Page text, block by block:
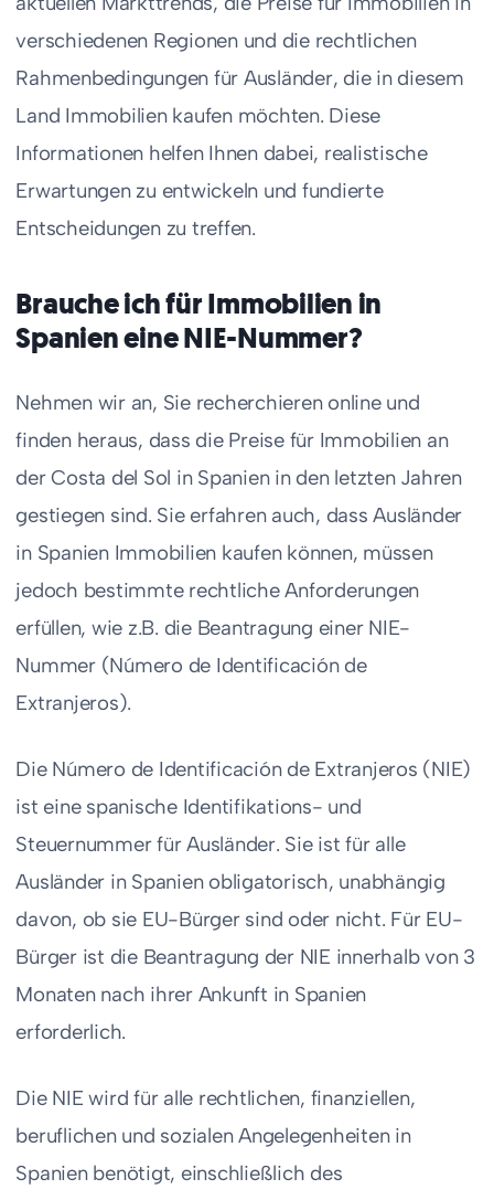
verschiedenen Regionen und die rechtlichen
Rahmenbedingungen für Ausländer, die in diesem
Land Immobilien kaufen möchten. Diese
Informationen helfen Ihnen dabei, realistische
Erwartungen zu entwickeln und fundierte
Entscheidungen zu treffen.
Brauche ich für Immobilien in
Spanien eine NIE-Nummer?
Nehmen wir an, Sie recherchieren online und
finden heraus, dass die Preise für Immobilien an
der Costa del Sol in Spanien in den letzten Jahren
gestiegen sind. Sie erfahren auch, dass Ausländer
in Spanien Immobilien kaufen können, müssen
jedoch bestimmte rechtliche Anforderungen
erfüllen, wie z.B. die Beantragung einer NIE-
Nummer (Número de Identificación de
Extranjeros).
Die Número de Identificación de Extranjeros (NIE)
ist eine spanische Identifikations- und
Steuernummer für Ausländer. Sie ist für alle
Ausländer in Spanien obligatorisch, unabhängig
davon, ob sie EU-Bürger sind oder nicht. Für EU-
Bürger ist die Beantragung der NIE innerhalb von 3
Monaten nach ihrer Ankunft in Spanien
erforderlich.
Die NIE wird für alle rechtlichen, finanziellen,
beruflichen und sozialen Angelegenheiten in
Spanien benötigt, einschließlich des